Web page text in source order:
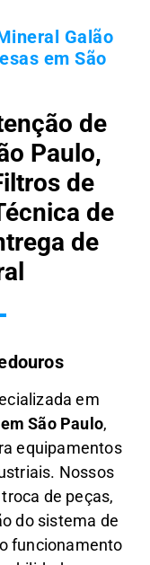
Galão
em São
de
Paulo,
de
de
de
em
São Paulo,
equipamentos
Nossos
de peças,
do sistema de
funcionamento